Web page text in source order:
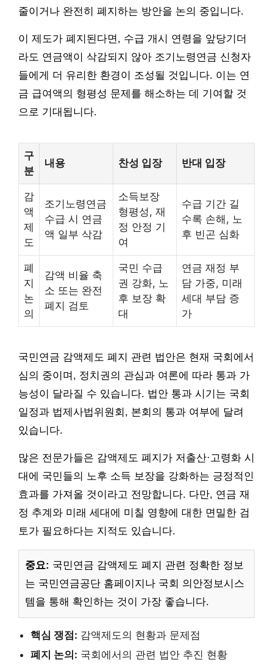
줄이거나 완전히 폐지하는 방안을 논의 중입니다.
이 제도가 폐지된다면, 수급 개시 연령을 앞당기더
라도 연금액이 삭감되지 않아 조기노령연금 신청자
들에게 더 유리한 환경이 조성될 것입니다. 이는 연
금 급여액의 형평성 문제를 해소하는 데 기여할 것
으로 기대됩니다.
구
분
내용 찬성 입장 반대 입장
감
액
제
도
조기노령연금
수급 시 연금
액 일부 삭감
소득보장
형평성, 재
정 안정 기
여
수급 기간 길
수록 손해, 노
후 빈곤 심화
폐
지
논
의
감액 비율 축
소 또는 완전
폐지 검토
국민 수급
권 강화, 노
후 보장 확
대
연금 재정 부
담 가중, 미래
세대 부담 증
가
국민연금 감액제도 폐지 관련 법안은 현재 국회에서
심의 중이며, 정치권의 관심과 여론에 따라 통과 가
능성이 달라질 수 있습니다. 법안 통과 시기는 국회
일정과 법제사법위원회, 본회의 통과 여부에 달려
있습니다.
많은 전문가들은 감액제도 폐지가 저출산·고령화 시
대에 국민들의 노후 소득 보장을 강화하는 긍정적인
효과를 가져올 것이라고 전망합니다. 다만, 연금 재
정 추계와 미래 세대에 미칠 영향에 대한 면밀한 검
토가 필요하다는 지적도 있습니다.
중요: 국민연금 감액제도 폐지 관련 정확한 정보
는 국민연금공단 홈페이지나 국회 의안정보시스
템을 통해 확인하는 것이 가장 좋습니다.
핵심 쟁점: 감액제도의 현황과 문제점
폐지 논의: 국회에서의 관련 법안 추진 현황